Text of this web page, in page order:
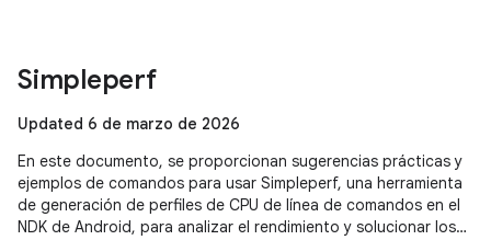
Simpleperf
Updated 6 de marzo de 2026
En este documento, se proporcionan sugerencias prácticas y
ejemplos de comandos para usar Simpleperf, una herramienta
de generación de perfiles de CPU de línea de comandos en el
NDK de Android, para analizar el rendimiento y solucionar los